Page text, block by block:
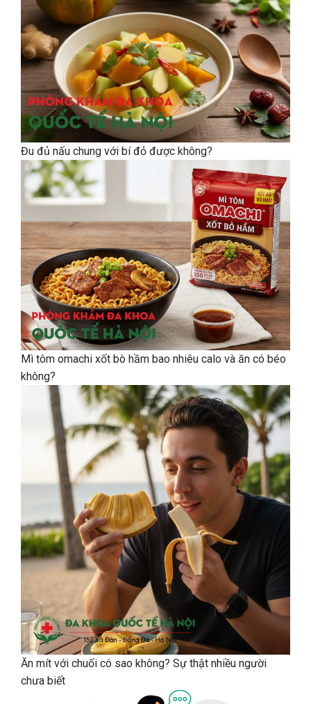
Đu đủ nấu chung với bí đỏ được không?
Mì tôm omachi xốt bò hầm bao nhiêu calo và ăn có béo
không?
Ăn mít với chuối có sao không? Sự thật nhiều người
chưa biết